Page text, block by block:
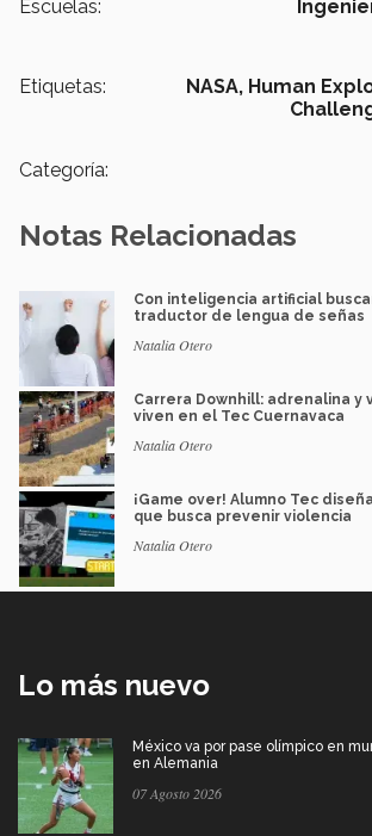
Escuelas:
Etiquetas: NASA, Human
Categoría:
Notas Relacionadas
Con inteligencia artificial
traductor de lengua de señas
Natalia Otero
Carrera Downhill: adrenalina y
viven en el Tec Cuernavaca
Natalia Otero
¡Game over! Alumno Tec
que busca prevenir violencia
Natalia Otero
Lo más nuevo
México va por pase olímpico en
en Alemania
07 Agosto 2026